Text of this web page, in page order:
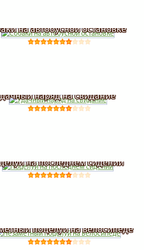
на автобусной остановке
наряд на свидание
на последнем сидении
поцелуй на велосипеде